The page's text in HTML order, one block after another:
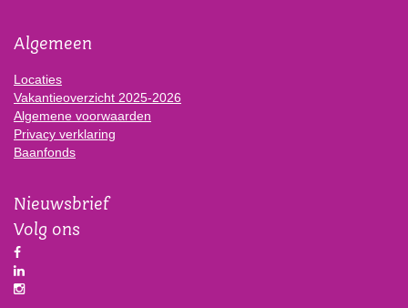
Algemeen
Locaties
Vakantieoverzicht 2025-2026
Algemene voorwaarden
Privacy verklaring
Baanfonds
Nieuwsbrief
Volg ons